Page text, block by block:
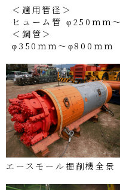
＜適用管径＞
ヒューム管 φ250ｍｍ
＜鋼管＞
φ350ｍｍ～φ800ｍｍ
エースモール掘削機全景